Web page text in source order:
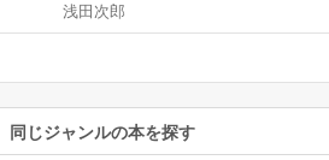
語』講談社文庫所
収）
浅田次郎
同じジャンルの本を探す